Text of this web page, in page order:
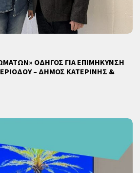
ΟΔΗΓΟΣ ΓΙΑ ΕΠΙΜΗΚΥΝΣΗ
– ΔΗΜΟΣ ΚΑΤΕΡΙΝΗΣ &